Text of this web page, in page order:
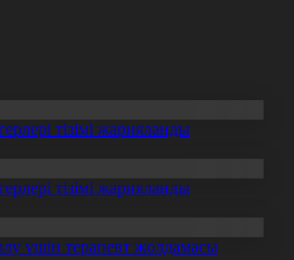
тізімі жарияланды
тізімі жарияланды
үшін терапевт жолдамасы